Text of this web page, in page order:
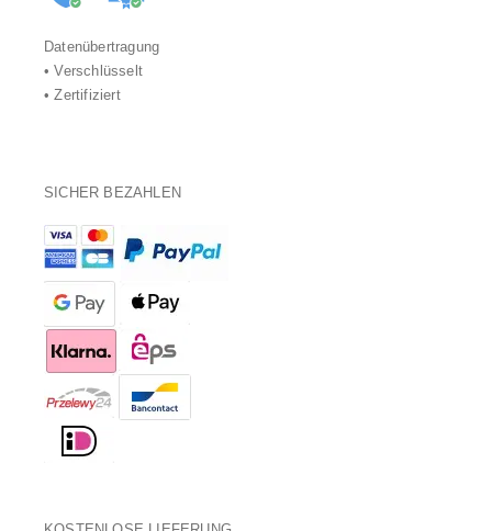
Datenübertragung
• Verschlüsselt
• Zertifiziert
SICHER BEZAHLEN